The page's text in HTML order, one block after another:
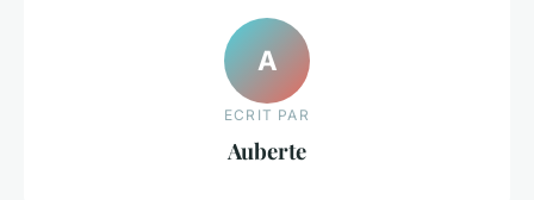
A
ECRIT PAR
Auberte